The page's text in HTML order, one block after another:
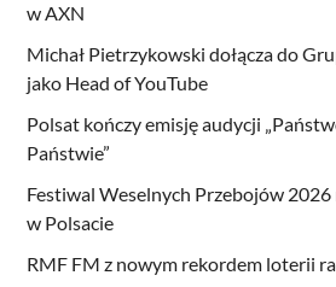
w AXN
Michał Pietrzykowski dołącza do
jako Head of YouTube
Polsat kończy emisję audycji
Państwie”
Festiwal Weselnych Przebojów 2026
w Polsacie
RMF FM z nowym rekordem loterii